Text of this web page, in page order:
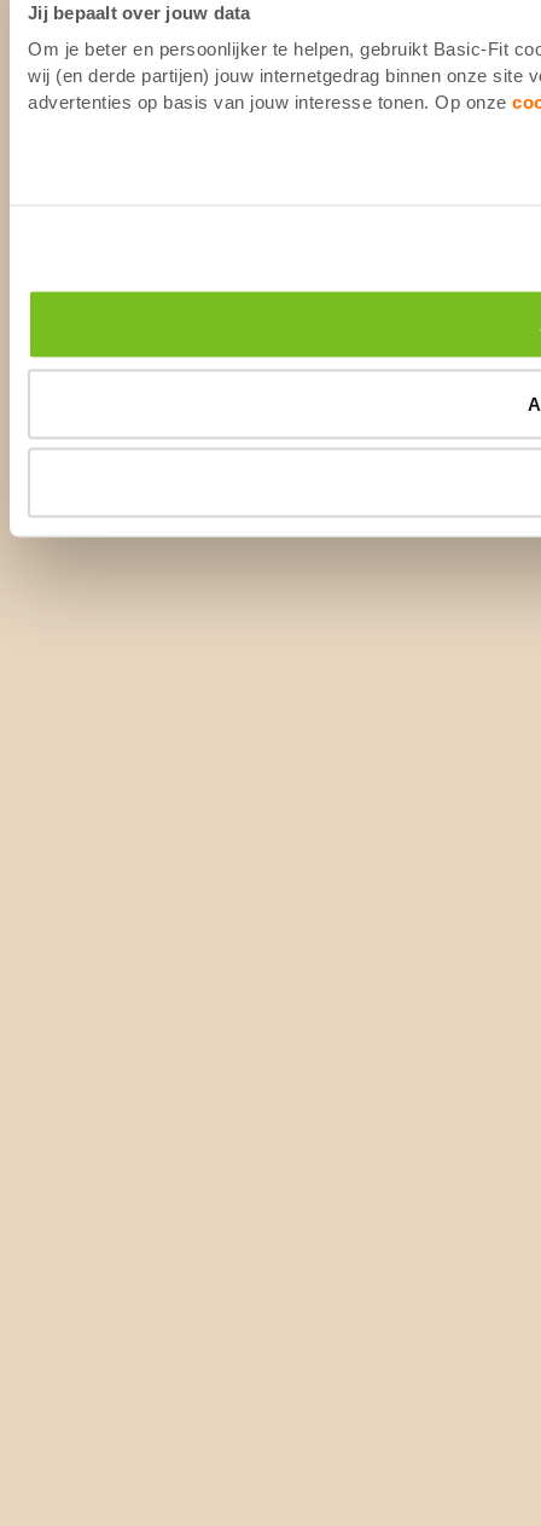
Jij bepaalt over jouw data
Om je beter en persoonlijker te helpen, gebruikt Basic-Fit
wij (en derde partijen) jouw internetgedrag binnen onze site
advertenties op basis van jouw interesse tonen. Op onze